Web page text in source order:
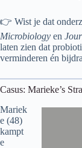
👉 Wist je dat
Microbiology en
laten zien dat
verminderen én
Casus: Marieke’s
Mariek
e (48)
kampt
e